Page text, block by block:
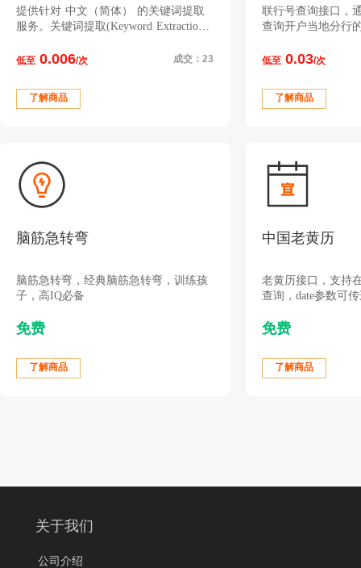
提供针对 中文（简体） 的关键词提取
服务。关键词提取(Keyword Extraction)
词抽取出来的技术。
低至 0.006/次 成交：23
了解商品
联行号查询接口，
查询开户当地分行
总行、具体银行完
低至 0.03/次
了解商品
脑筋急转弯
脑筋急转弯，经典脑筋急转弯，训练孩
子，高IQ必备
免费
了解商品
中国老黄历
老黄历接口，支持
查询，date参数可
1-14（日期不得有
免费
了解商品
关于我们
公司介绍